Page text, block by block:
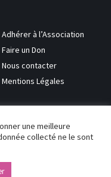
Adhérer à l’Association
Faire un Don
Nous contacter
Mentions Légales
une meilleure
collecté ne le sont